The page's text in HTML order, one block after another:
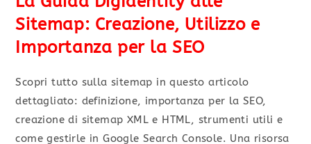
Sitemap: Creazione, Utilizzo e
Importanza per la SEO
Scopri tutto sulla sitemap in questo articolo
dettagliato: definizione, importanza per la SEO,
creazione di sitemap XML e HTML, strumenti utili e
come gestirle in Google Search Console. Una risorsa